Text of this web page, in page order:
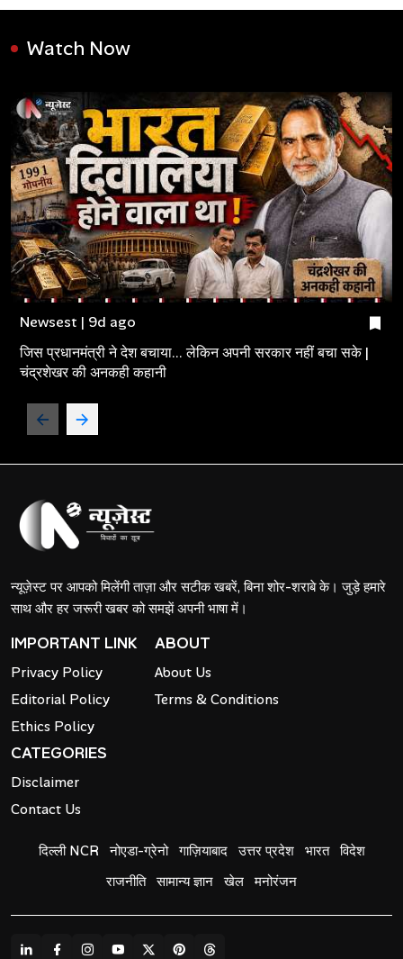
Watch Now
Newsest | 9d ago
जिस प्रधानमंत्री ने देश बचाया... लेकिन अपनी सरकार नहीं बचा सके |
चंद्रशेखर की अनकही कहानी
न्यूज़ेस्ट पर आपको मिलेंगी ताज़ा और सटीक खबरें, बिना शोर-शराबे के। जुड़े हमारे
साथ और हर जरूरी खबर को समझें अपनी भाषा में।
IMPORTANT LINK
Privacy Policy
Editorial Policy
Ethics Policy
ABOUT
About Us
Terms & Conditions
CATEGORIES
Disclaimer
Contact Us
दिल्ली NCR नोएडा-ग्रेनो गाज़ियाबाद उत्तर प्रदेश भारत विदेश
राजनीति सामान्य ज्ञान खेल मनोरंजन